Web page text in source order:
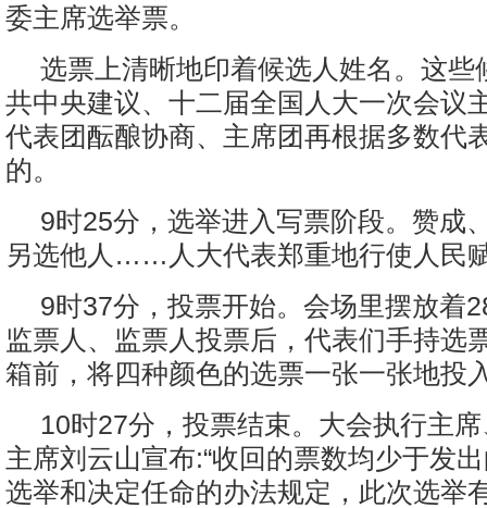
委主席选举票。
选票上清晰地印着候选人姓名。这些
共中央建议、十二届全国人大一次会议
代表团酝酿协商、主席团再根据多数代
的。
9时25分，选举进入写票阶段。赞成
另选他人……人大代表郑重地行使人民
9时37分，投票开始。会场里摆放着
监票人、监票人投票后，代表们手持选
箱前，将四种颜色的选票一张一张地投
10时27分，投票结束。大会执行主
主席刘云山宣布:“收回的票数均少于发
选举和决定任命的办法规定，此次选举